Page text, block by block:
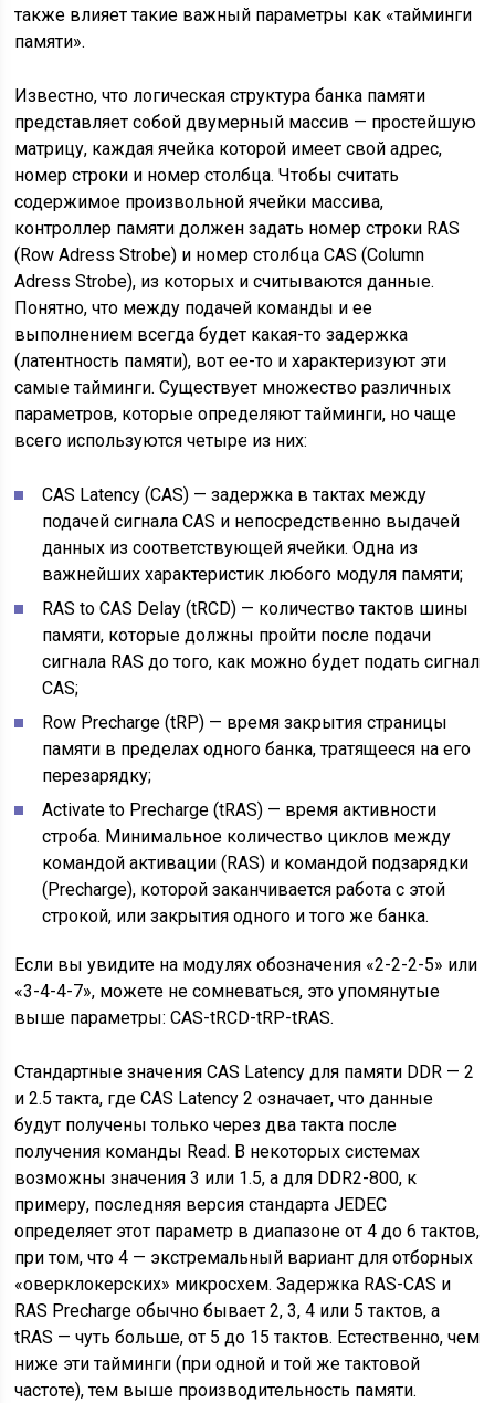
также влияет такие важный параметры как «тайминги
памяти».
Известно, что логическая структура банка памяти
представляет собой двумерный массив — простейшую
матрицу, каждая ячейка которой имеет свой адрес,
номер строки и номер столбца. Чтобы считать
содержимое произвольной ячейки массива,
контроллер памяти должен задать номер строки RAS
(Row Adress Strobe) и номер столбца CAS (Column
Adress Strobe), из которых и считываются данные.
Понятно, что между подачей команды и ее
выполнением всегда будет какая-то задержка
(латентность памяти), вот ее-то и характеризуют эти
самые тайминги. Существует множество различных
параметров, которые определяют тайминги, но чаще
всего используются четыре из них:
CAS Latency (CAS) — задержка в тактах между
подачей сигнала CAS и непосредственно выдачей
данных из соответствующей ячейки. Одна из
важнейших характеристик любого модуля памяти;
RAS to CAS Delay (tRCD) — количество тактов шины
памяти, которые должны пройти после подачи
сигнала RAS до того, как можно будет подать сигнал
CAS;
Row Precharge (tRP) — время закрытия страницы
памяти в пределах одного банка, тратящееся на его
перезарядку;
Activate to Precharge (tRAS) — время активности
строба. Минимальное количество циклов между
командой активации (RAS) и командой подзарядки
(Precharge), которой заканчивается работа с этой
строкой, или закрытия одного и того же банка.
Если вы увидите на модулях обозначения «2-2-2-5» или
«3-4-4-7», можете не сомневаться, это упомянутые
выше параметры: CAS-tRCD-tRP-tRAS.
Стандартные значения CAS Latency для памяти DDR — 2
и 2.5 такта, где CAS Latency 2 означает, что данные
будут получены только через два такта после
получения команды Read. В некоторых системах
возможны значения 3 или 1.5, а для DDR2-800, к
примеру, последняя версия стандарта JEDEC
определяет этот параметр в диапазоне от 4 до 6 тактов,
при том, что 4 — экстремальный вариант для отборных
«оверклокерских» микросхем. Задержка RAS-CAS и
RAS Precharge обычно бывает 2, 3, 4 или 5 тактов, а
tRAS — чуть больше, от 5 до 15 тактов. Естественно, чем
ниже эти тайминги (при одной и той же тактовой
частоте), тем выше производительность памяти.